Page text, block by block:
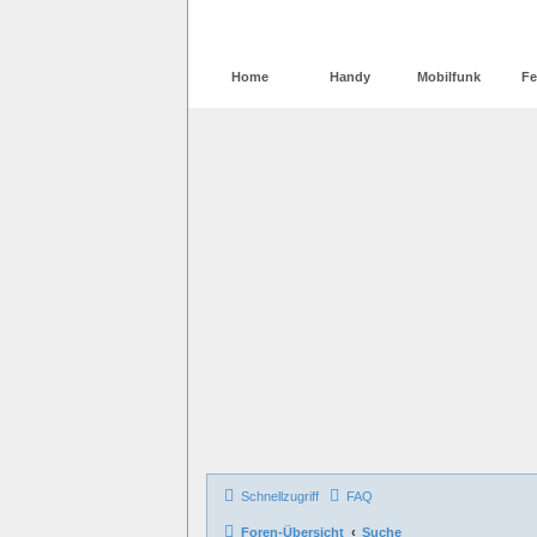
Home Handy Mobilfunk
Schnellzugriff FAQ
Foren-Übersicht Suche